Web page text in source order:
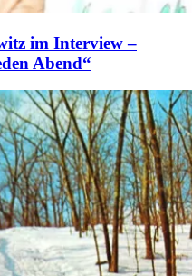
im Interview –
Abend“